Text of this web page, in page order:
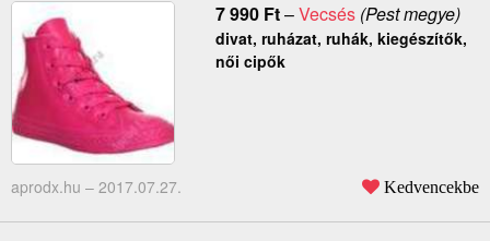
7 990 Ft–Vecsés(Pest megye)
divat, ruházat, ruhák, kiegészítők,
női cipők
aprodx.hu – 2017.07.27. Kedvencekbe